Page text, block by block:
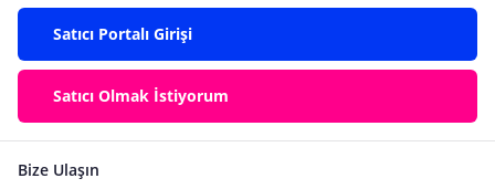
Satıcı Portalı Girişi
Satıcı Olmak İstiyorum
Bize Ulaşın